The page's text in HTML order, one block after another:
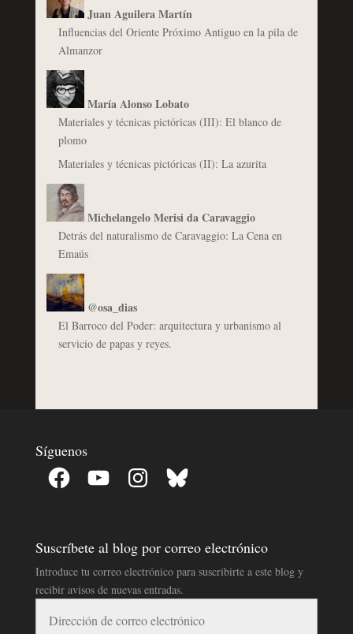
Juan Aguilera Martín
Influencias del Oriente Próximo Antiguo en la pila de
Almanzor
María Alonso Lobato
Materiales y técnicas pictóricas (III): El blanco de
plomo
Materiales y técnicas pictóricas (II): La azurita
Michelangelo Merisi da Caravaggio
Detrás del naturalismo de Caravaggio: La Cena en
Emaús
@osa_dias
El Barroco del Poder: arquitectura y urbanismo al
servicio de papas y reyes.
Síguenos
Facebook YouTube InstagramBluesky
Suscríbete al blog por correo electrónico
Introduce tu correo electrónico para suscribirte a este blog y
recibir avisos de nuevas entradas.